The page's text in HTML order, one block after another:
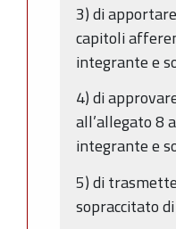
3) di
capitoli
integrante e
4) di
all’allegato 8
integrante e
5) di
sopraccitato